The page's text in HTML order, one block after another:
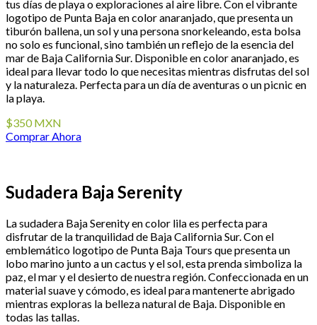
tus días de playa o exploraciones al aire libre. Con el vibrante
logotipo de Punta Baja en color anaranjado, que presenta un
tiburón ballena, un sol y una persona snorkeleando, esta bolsa
no solo es funcional, sino también un reflejo de la esencia del
mar de Baja California Sur. Disponible en color anaranjado, es
ideal para llevar todo lo que necesitas mientras disfrutas del sol
y la naturaleza. Perfecta para un día de aventuras o un picnic en
la playa.
$350 MXN
Comprar Ahora
Sudadera Baja Serenity
La sudadera Baja Serenity en color lila es perfecta para
disfrutar de la tranquilidad de Baja California Sur. Con el
emblemático logotipo de Punta Baja Tours que presenta un
lobo marino junto a un cactus y el sol, esta prenda simboliza la
paz, el mar y el desierto de nuestra región. Confeccionada en un
material suave y cómodo, es ideal para mantenerte abrigado
mientras exploras la belleza natural de Baja. Disponible en
todas las tallas.